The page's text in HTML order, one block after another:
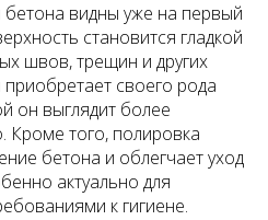
видны уже на первый
становится гладкой
швов, трещин и других
своего рода
он выглядит более
Кроме того, полировка
бетона и облегчает уход
актуально для
к гигиене.